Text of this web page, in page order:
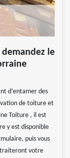
le
d’entamer des
de toiture et
Toiture , il est
y est disponible
puis vous
traiteront votre